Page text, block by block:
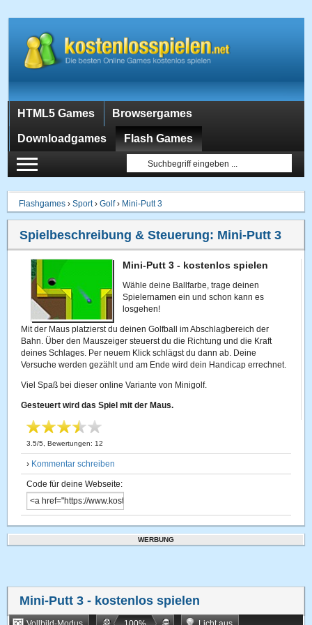
HTML5 Games Browsergames
Downloadgames Flash Games
Flashgames ›Sport›Golf› Mini-Putt 3
Spielbeschreibung & Steuerung: Mini-Putt 3
Mini-Putt 3 - kostenlos spielen
Wähle deine Ballfarbe, trage deinen
Spielernamen ein und schon kann es
losgehen!
Mit der Maus platzierst du deinen Golfball im Abschlagbereich der
Bahn. Über den Mauszeiger steuerst du die Richtung und die Kraft
deines Schlages. Per neuem Klick schlägst du dann ab. Deine
Versuche werden gezählt und am Ende wird dein Handicap errechnet.
Viel Spaß bei dieser online Variante von Minigolf.
Gesteuert wird das Spiel mit der Maus.
3.5/5 , Bewertungen: 12
› Kommentar schreiben
Code für deine Webseite:
WERBUNG
Mini-Putt 3 - kostenlos spielen